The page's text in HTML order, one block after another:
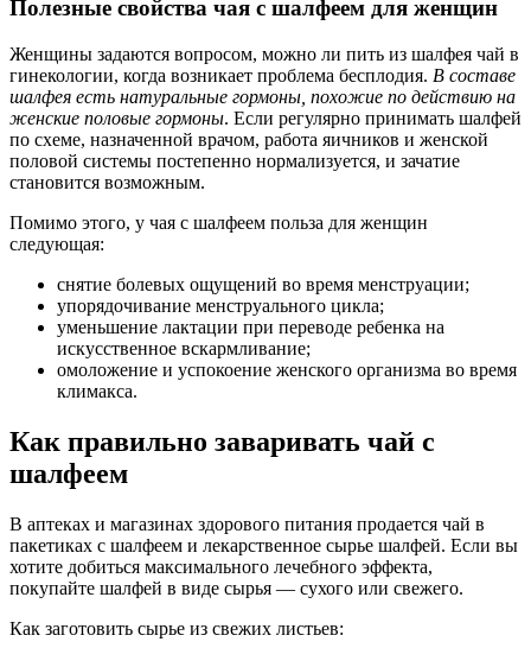
Полезные свойства чая с шалфеем для женщин
Женщины задаются вопросом, можно ли пить из шалфея чай в
гинекологии, когда возникает проблема бесплодия. В составе
шалфея есть натуральные гормоны, похожие по действию на
женские половые гормоны. Если регулярно принимать шалфей
по схеме, назначенной врачом, работа яичников и женской
половой системы постепенно нормализуется, и зачатие
становится возможным.
Помимо этого, у чая с шалфеем польза для женщин
следующая:
снятие болевых ощущений во время менструации;
упорядочивание менструального цикла;
уменьшение лактации при переводе ребенка на
искусственное вскармливание;
омоложение и успокоение женского организма во время
климакса.
Как правильно заваривать чай с
шалфеем
В аптеках и магазинах здорового питания продается чай в
пакетиках с шалфеем и лекарственное сырье шалфей. Если вы
хотите добиться максимального лечебного эффекта,
покупайте шалфей в виде сырья — сухого или свежего.
Как заготовить сырье из свежих листьев: